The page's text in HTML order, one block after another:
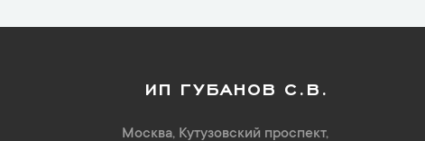
ИП ГУБАНОВ С.В.
Москва, Кутузовский проспект,